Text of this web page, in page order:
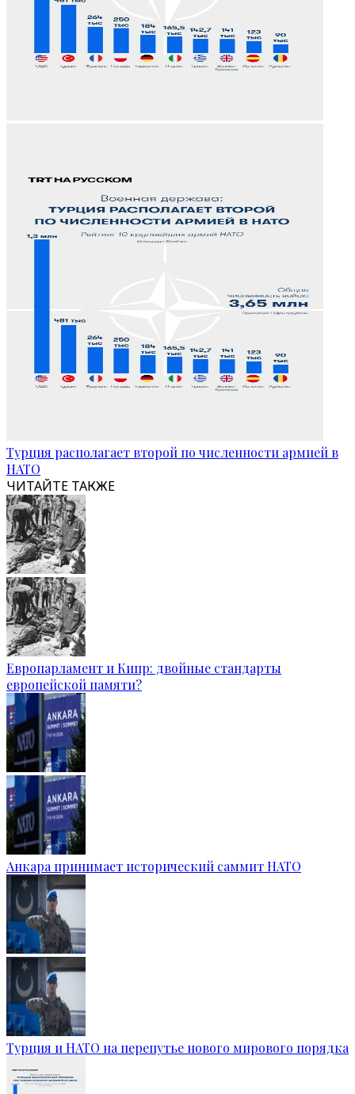
Турция располагает второй по численности армией в
НАТО
ЧИТАЙТЕ ТАКЖЕ
Европарламент и Кипр: двойные стандарты
европейской памяти?
Анкара принимает исторический саммит НАТО
Турция и НАТО на перепутье нового мирового порядка